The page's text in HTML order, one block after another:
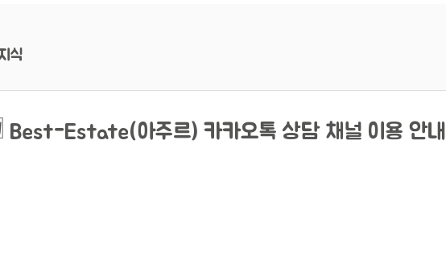
식
Best-Estate(아주르) 카카오톡 상담 채널 이용 안내